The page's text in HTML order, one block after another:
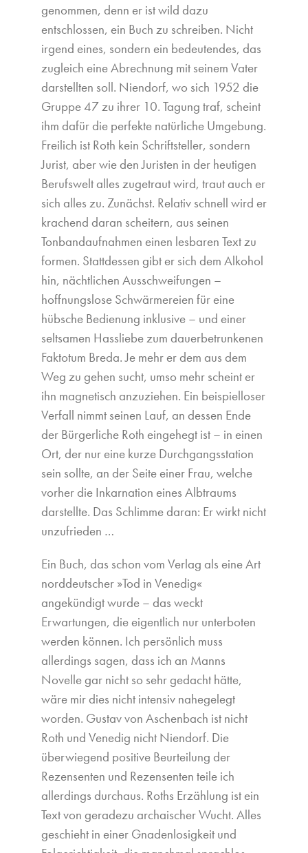
genommen, denn er ist wild dazu
entschlossen, ein Buch zu schreiben. Nicht
irgend eines, sondern ein bedeutendes, das
zugleich eine Abrechnung mit seinem Vater
darstellten soll. Niendorf, wo sich 1952 die
Gruppe 47 zu ihrer 10. Tagung traf, scheint
ihm dafür die perfekte natürliche Umgebung.
Freilich ist Roth kein Schriftsteller, sondern
Jurist, aber wie den Juristen in der heutigen
Berufswelt alles zugetraut wird, traut auch er
sich alles zu. Zunächst. Relativ schnell wird er
krachend daran scheitern, aus seinen
Tonbandaufnahmen einen lesbaren Text zu
formen. Stattdessen gibt er sich dem Alkohol
hin, nächtlichen Ausschweifungen –
hoffnungslose Schwärmereien für eine
hübsche Bedienung inklusive – und einer
seltsamen Hassliebe zum dauerbetrunkenen
Faktotum Breda. Je mehr er dem aus dem
Weg zu gehen sucht, umso mehr scheint er
ihn magnetisch anzuziehen. Ein beispielloser
Verfall nimmt seinen Lauf, an dessen Ende
der Bürgerliche Roth eingehegt ist – in einen
Ort, der nur eine kurze Durchgangsstation
sein sollte, an der Seite einer Frau, welche
vorher die Inkarnation eines Albtraums
darstellte. Das Schlimme daran: Er wirkt nicht
unzufrieden …
Ein Buch, das schon vom Verlag als eine Art
norddeutscher »Tod in Venedig«
angekündigt wurde – das weckt
Erwartungen, die eigentlich nur unterboten
werden können. Ich persönlich muss
allerdings sagen, dass ich an Manns
Novelle gar nicht so sehr gedacht hätte,
wäre mir dies nicht intensiv nahegelegt
worden. Gustav von Aschenbach ist nicht
Roth und Venedig nicht Niendorf. Die
überwiegend positive Beurteilung der
Rezensenten und Rezensenten teile ich
allerdings durchaus. Roths Erzählung ist ein
Text von geradezu archaischer Wucht. Alles
geschieht in einer Gnadenlosigkeit und